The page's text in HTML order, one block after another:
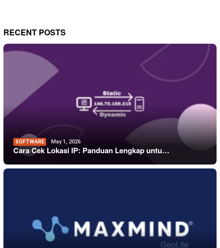
RECENT POSTS
SOFTWARE May 1, 2026
Cara Cek Lokasi IP: Panduan Lengkap untu…